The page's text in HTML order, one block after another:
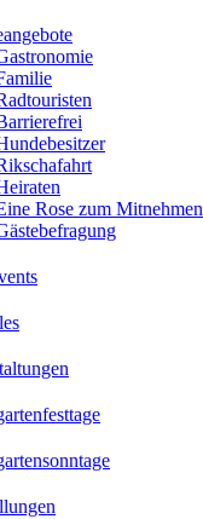
Rose zum Mitnehmen